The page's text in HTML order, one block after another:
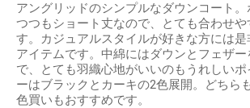
アングリッドのシンプルなダウンコート。
つつもショート丈なので、とても合わせ
す。カジュアルスタイルが好きな方には
アイテムです。中綿にはダウンとフェザ
で、とても羽織心地がいいのもうれしい
ーはブラックとカーキの2色展開。どちら
色買いもおすすめです。